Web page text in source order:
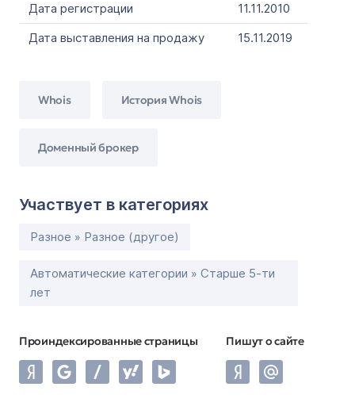
Дата регистрации
11.11.2010
Дата выставления на продажу
15.11.2019
Whois История Whois
Доменный брокер
Участвует в категориях
Разное » Разное (другое)
Автоматические категории » Старше 5-ти
лет
Проиндексированные страницы Пишут о сайте